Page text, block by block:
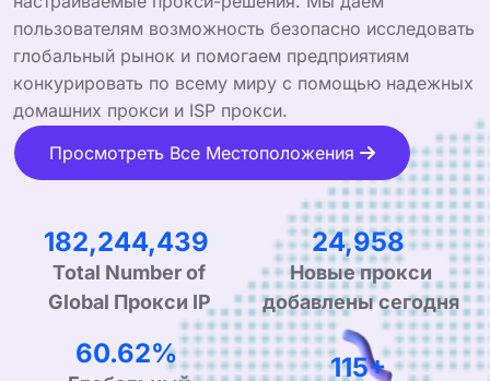
пользователям возможность безопасно исследовать
глобальный рынок и помогаем предприятиям
конкурировать по всему миру с помощью надежных
домашних прокси и ISP прокси.
Просмотреть Все Местоположения
298,063,335
Total Number of
Global Прокси IP
40,820
Новые прокси
добавлены сегодня